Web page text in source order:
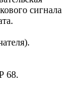
сигнала
68.